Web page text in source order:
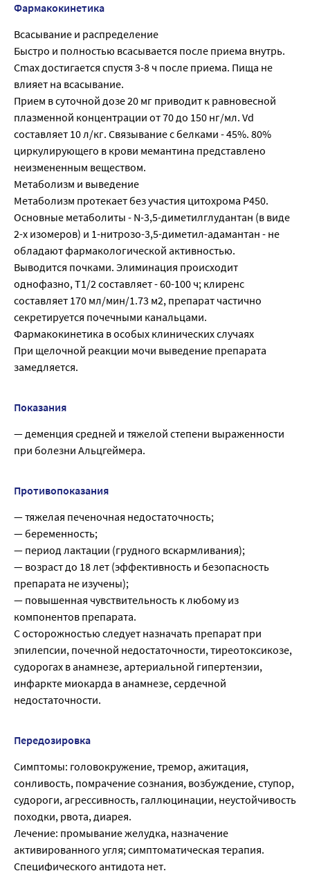
Фармакокинетика
Всасывание и распределение
Быстро и полностью всасывается после приема внутрь.
Cmax достигается спустя 3-8 ч после приема. Пища не
влияет на всасывание.
Прием в суточной дозе 20 мг приводит к равновесной
плазменной концентрации от 70 до 150 нг/мл. Vd
составляет 10 л/кг. Связывание с белками - 45%. 80%
циркулирующего в крови мемантина представлено
неизмененным веществом.
Метаболизм и выведение
Метаболизм протекает без участия цитохрома Р450.
Основные метаболиты - N-3,5-диметилглудантан (в виде
2-х изомеров) и 1-нитрозо-3,5-диметил-адамантан - не
обладают фармакологической активностью.
Выводится почками. Элиминация происходит
однофазно, T1/2 составляет - 60-100 ч; клиренс
составляет 170 мл/мин/1.73 м2, препарат частично
секретируется почечными канальцами.
Фармакокинетика в особых клинических случаях
При щелочной реакции мочи выведение препарата
замедляется.
Показания
— деменция средней и тяжелой степени выраженности
при болезни Альцгеймера.
Противопоказания
— тяжелая печеночная недостаточность;
— беременность;
— период лактации (грудного вскармливания);
— возраст до 18 лет (эффективность и безопасность
препарата не изучены);
— повышенная чувствительность к любому из
компонентов препарата.
С осторожностью следует назначать препарат при
эпилепсии, почечной недостаточности, тиреотоксикозе,
судорогах в анамнезе, артериальной гипертензии,
инфаркте миокарда в анамнезе, сердечной
недостаточности.
Передозировка
Симптомы: головокружение, тремор, ажитация,
сонливость, помрачение сознания, возбуждение, ступор,
судороги, агрессивность, галлюцинации, неустойчивость
походки, рвота, диарея.
Лечение: промывание желудка, назначение
активированного угля; симптоматическая терапия.
Специфического антидота нет.